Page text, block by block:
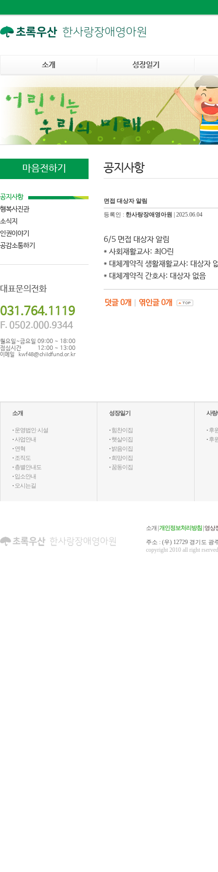
소개 성장일기
마음전하기
공지사항
행복사진관
소식지
인권이야기
공감소통하기
대표문의전화
031.764.1119
F. 0502.000.9344
월요일~금요일
점심시간
09:00 ~ 18:00
12:00 ~ 13:00
이메일 kwf48@childfund.or.kr
공지사항
면접 대상자 알림
등록인 : 한사랑장애영아원 2025.06.04
6/5 면접 대상자 알림
* 사회재활교사: 최O린
* 대체계약직 생활재활교사: 대상자
* 대체계약직 간호사: 대상자 없음
덧글0개 엮인글0개
소개
· 운영법인·시설
· 사업안내
· 연혁
· 조직도
· 층별안내도
· 입소안내
· 오시는길
성장일기
· 힘찬이집
· 햇살이집
· 밝음이집
· 희망이집
· 꿈동이집
사
· 후
· 후
소개 개인정보처리방침 영상
주소 : (우) 12729 경기도 광
copyright 2010 all right